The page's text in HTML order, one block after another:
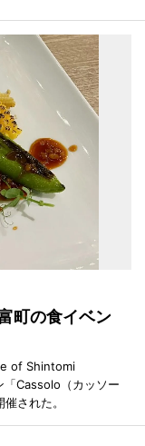
町の食イベン
of Shintomi
Cassolo（カッソー
された。